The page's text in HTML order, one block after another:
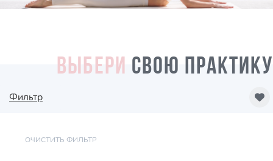
ВЫБЕРИ СВОЮ ПРАКТИКУ
Фильтр
ОЧИСТИТЬ ФИЛЬТР